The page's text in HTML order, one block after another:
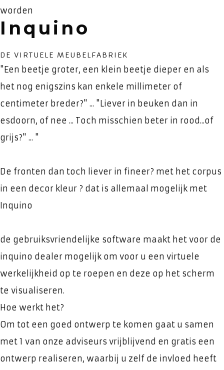
worden
Inquino
DE VIRTUELE MEUBELFABRIEK
"Een beetje groter, een klein beetje dieper en als
het nog enigszins kan enkele millimeter of
centimeter breder?" ... "Liever in beuken dan in
esdoorn, of nee ... Toch misschien beter in rood...of
grijs?" ... "
De fronten dan toch liever in fineer? met het corpus
in een decor kleur ? dat is allemaal mogelijk met
Inquino
de gebruiksvriendelijke software maakt het voor de
inquino dealer mogelijk om voor u een virtuele
werkelijkheid op te roepen en deze op het scherm
te visualiseren.
Hoe werkt het?
Om tot een goed ontwerp te komen gaat u samen
met 1 van onze adviseurs vrijblijvend en gratis een
ontwerp realiseren, waarbij u zelf de invloed heeft